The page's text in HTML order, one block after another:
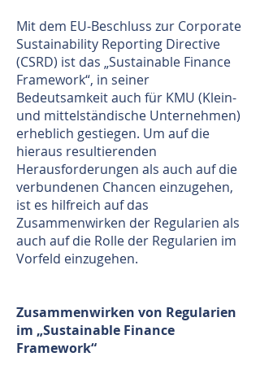
Mit dem EU-Beschluss zur Corporate
Sustainability Reporting Directive
(CSRD) ist das „Sustainable Finance
Framework“, in seiner
Bedeutsamkeit auch für KMU (Klein-
und mittelständische Unternehmen)
erheblich gestiegen. Um auf die
hieraus resultierenden
Herausforderungen als auch auf die
verbundenen Chancen einzugehen,
ist es hilfreich auf das
Zusammenwirken der Regularien als
auch auf die Rolle der Regularien im
Vorfeld einzugehen.
Zusammenwirken von Regularien
im „Sustainable Finance
Framework“